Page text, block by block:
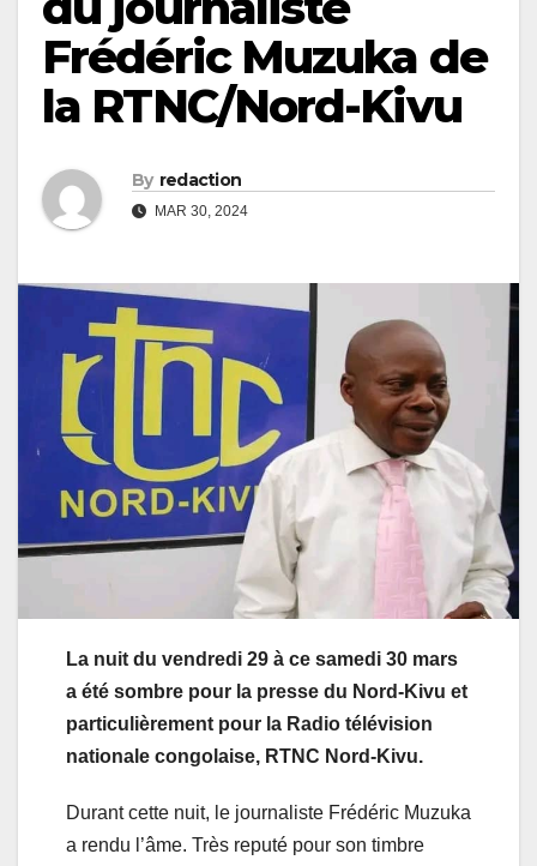
Frédéric Muzuka de
la RTNC/Nord-Kivu
By redaction
MAR 30, 2024
La nuit du vendredi 29 à ce samedi 30 mars
a été sombre pour la presse du Nord-Kivu et
particulièrement pour la Radio télévision
nationale congolaise, RTNC Nord-Kivu.
Durant cette nuit, le journaliste Frédéric Muzuka
a rendu l’âme. Très reputé pour son timbre